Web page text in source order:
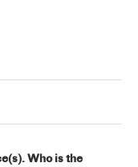
Who is the